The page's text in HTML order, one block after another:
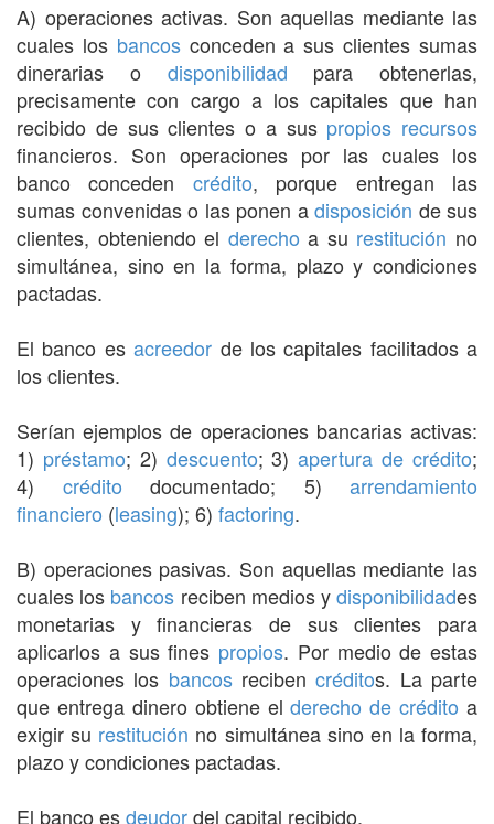
A) operaciones activas. Son aquellas mediante las
cuales los bancosconceden a sus clientes sumas
dinerarias o disponibilidad para obtenerlas,
precisamente con cargo a los capitales que han
recibido de sus clientes o a sus propios recursos
financieros. Son operaciones por las cuales los
banco conceden crédito, porque entregan las
sumas convenidas o las ponen adisposición de sus
clientes, obteniendo el derecho a su restitución no
simultánea, sino en la forma, plazo y condiciones
pactadas.
El banco esacreedor de los capitales facilitados a
los clientes.
Serían ejemplos de operaciones bancarias activas:
1) préstamo; 2) descuento; 3)apertura de crédito;
4) crédito documentado; 5) arrendamiento
financiero (leasing); 6) factoring.
B) operaciones pasivas. Son aquellas mediante las
cuales los bancos reciben medios ydisponibilidades
monetarias y financieras de sus clientes para
aplicarlos a sus fines propios. Por medio de estas
operaciones los bancosrecibencréditos. La parte
que entrega dinero obtiene elderecho de crédito a
exigir su restitución no simultánea sino en la forma,
plazo y condiciones pactadas.
El banco esdeudordel capital recibido.